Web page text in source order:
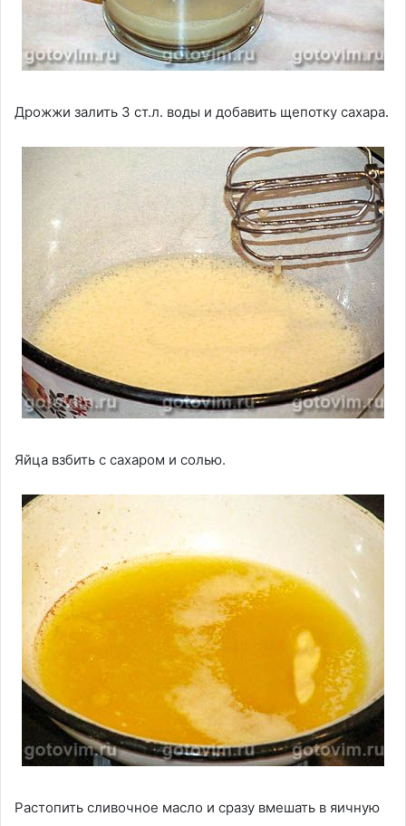
Дрожжи залить 3 ст.л. воды и добавить щепотку сахара.
Яйца взбить с сахаром и солью.
Растопить сливочное масло и сразу вмешать в яичную